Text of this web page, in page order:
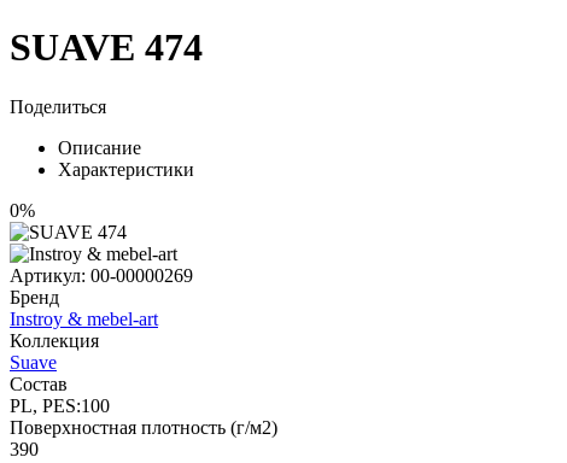
SUAVE 474
Поделиться
Описание
Характеристики
0%
Артикул: 00-00000269
Бренд
Instroy & mebel-art
Коллекция
Suave
Состав
PL, PES:100
Поверхностная плотность (г/м2)
390